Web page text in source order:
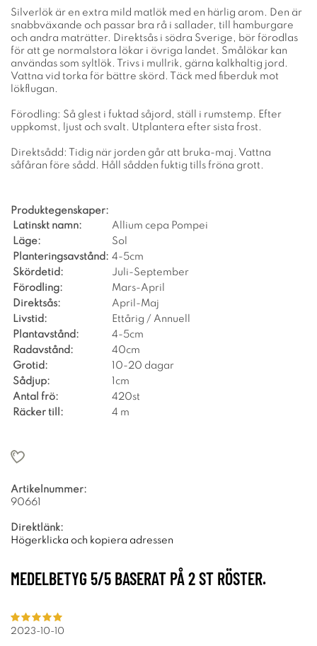
Silverlök är en extra mild matlök med en härlig arom. Den är
snabbväxande och passar bra rå i sallader, till hamburgare
och andra maträtter. Direktsås i södra Sverige, bör förodlas
för att ge normalstora lökar i övriga landet. Smålökar kan
användas som syltlök. Trivs i mullrik, gärna kalkhaltig jord.
Vattna vid torka för bättre skörd. Täck med fiberduk mot
lökflugan.
Förodling: Så glest i fuktad såjord, ställ i rumstemp. Efter
uppkomst, ljust och svalt. Utplantera efter sista frost.
Direktsådd: Tidig när jorden går att bruka-maj. Vattna
såfåran före sådd. Håll sådden fuktig tills fröna grott.
Produktegenskaper:
Latinskt namn:
Allium cepa Pompei
Läge:
Sol
Planteringsavstånd: 4-5cm
Skördetid:
Juli-September
Förodling:
Mars-April
Direktsås:
April-Maj
Livstid:
Ettårig / Annuell
Plantavstånd:
4-5cm
Radavstånd:
40cm
Grotid:
10-20 dagar
Sådjup:
1cm
Antal frö:
420st
Räcker till:
4 m
Artikelnummer:
90661
Direktlänk:
Högerklicka och kopiera adressen
MEDELBETYG 5/5 BASERAT PÅ2ST RÖSTER.
2023-10-10